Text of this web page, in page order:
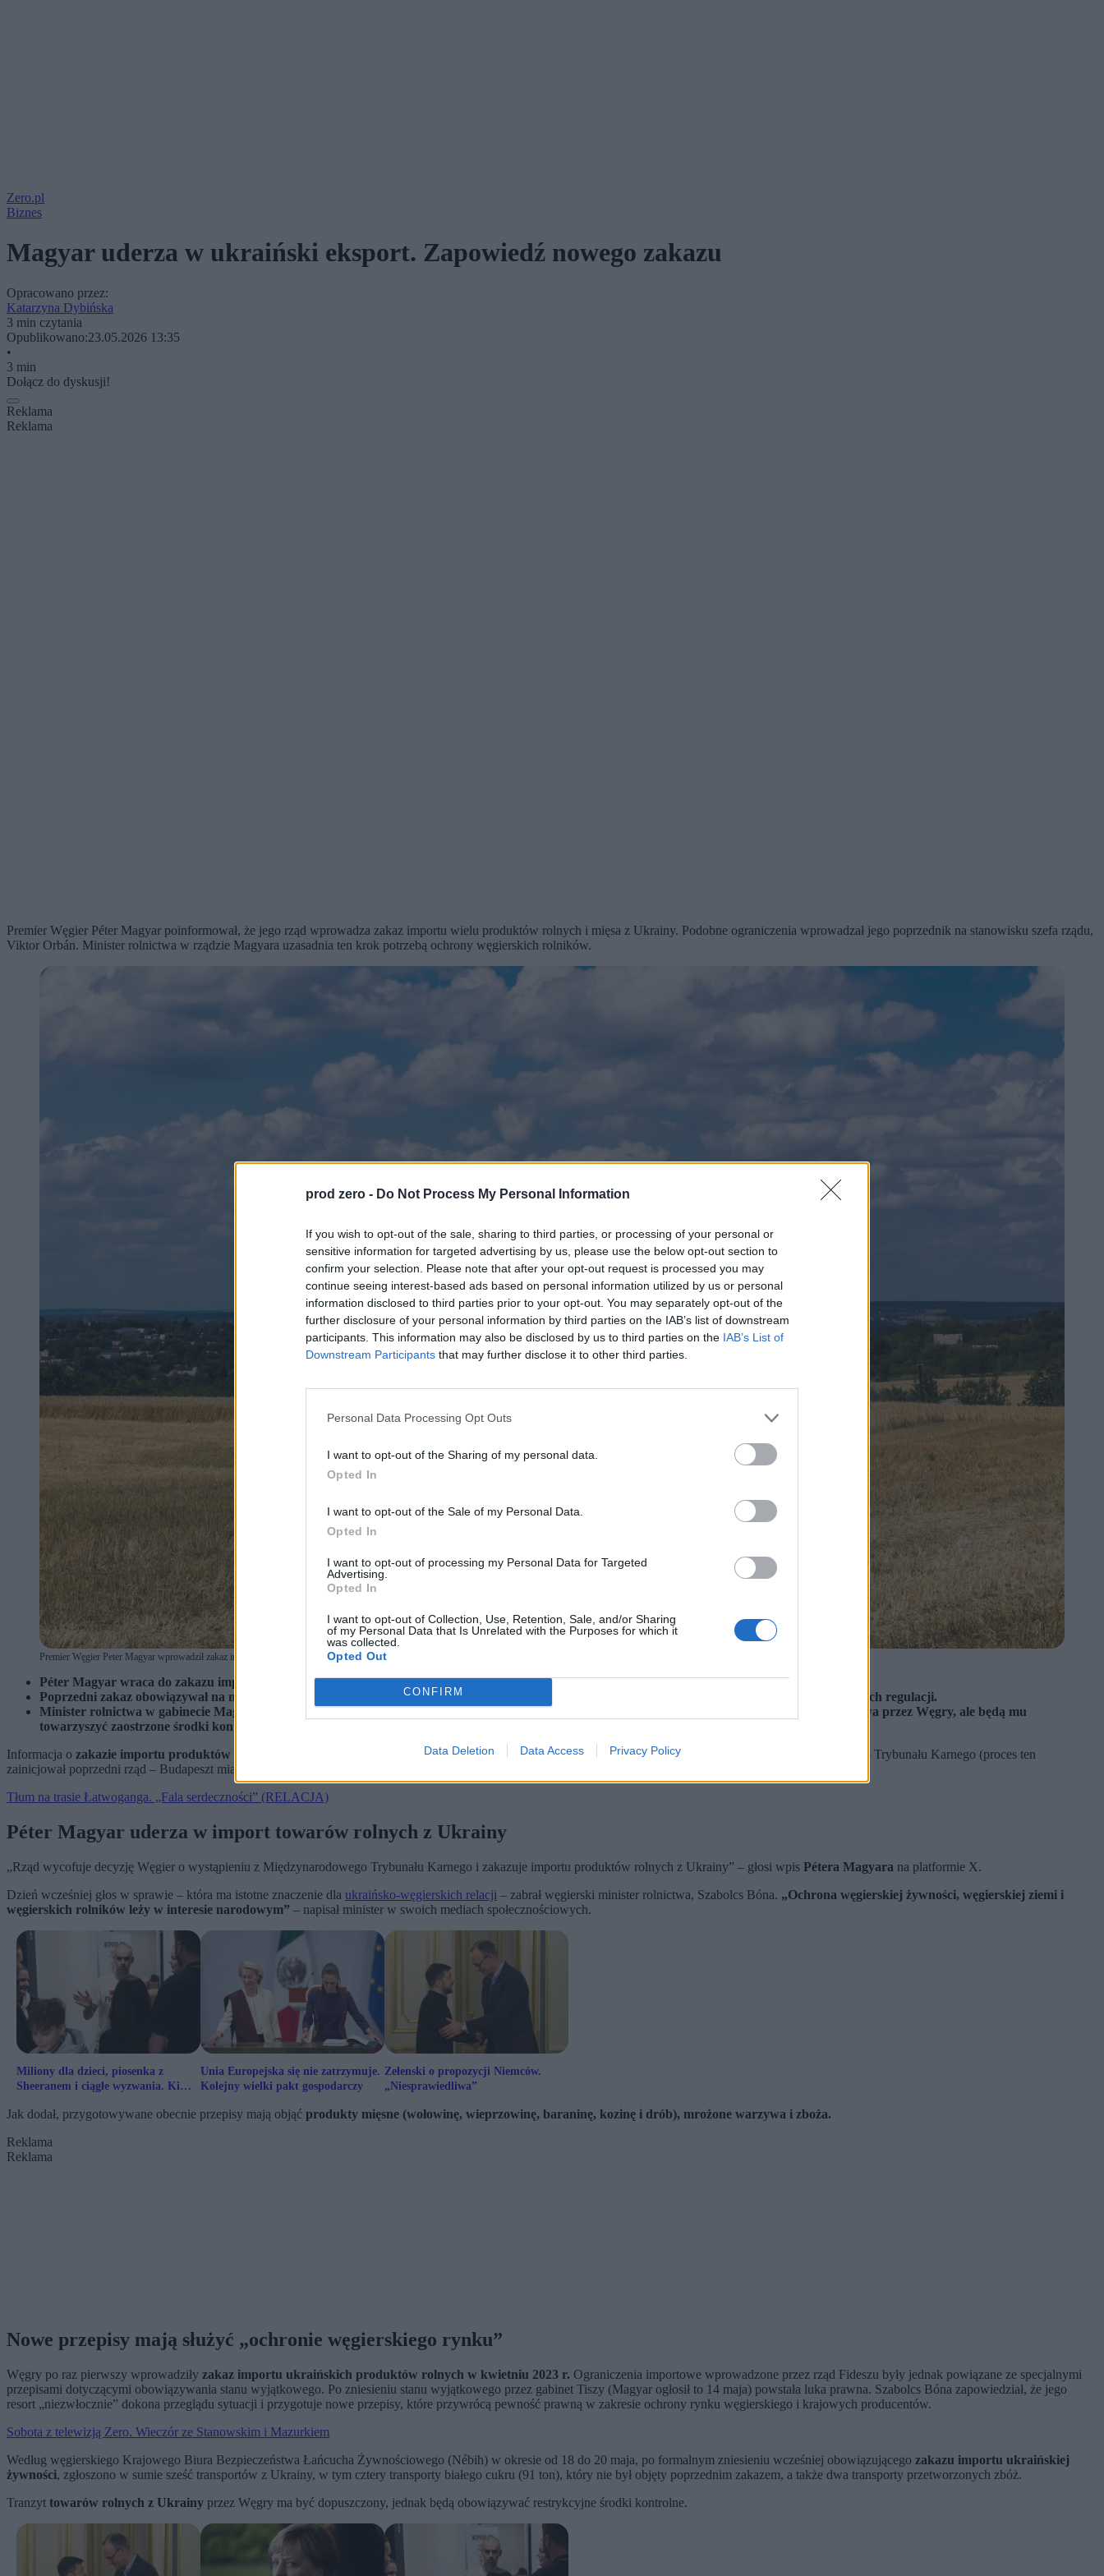
prod zero - Do Not Process My Personal Information
If you wish to opt-out of the sale, sharing to third parties, or processing of your personal or
sensitive information for targeted advertising by us, please use the below opt-out section to
confirm your selection. Please note that after your opt-out request is processed you may
continue seeing interest-based ads based on personal information utilized by us or personal
information disclosed to third parties prior to your opt-out. You may separately opt-out of the
further disclosure of your personal information by third parties on the IAB’s list of downstream
participants. This information may also be disclosed by us to third parties on the IAB’s List of
Downstream Participants that may further disclose it to other third parties.
Personal Data Processing Opt Outs
I want to opt-out of the Sharing of my personal data.
Opted In
I want to opt-out of the Sale of my Personal Data.
Opted In
I want to opt-out of processing my Personal Data for Targeted
Advertising.
Opted In
I want to opt-out of Collection, Use, Retention, Sale, and/or Sharing
of my Personal Data that Is Unrelated with the Purposes for which it
was collected.
Opted Out
CONFIRM
Data Deletion Data Access Privacy Policy
Zero.pl
Biznes
Magyar uderza w ukraiński eksport. Zapowiedź nowego zakazu
Opracowano przez:
Katarzyna Dybińska
3 min czytania
Opublikowano:23.05.2026 13:35
•
3 min
Dołącz do dyskusji!
Reklama
Reklama
Premier Węgier Péter Magyar poinformował, że jego rząd wprowadza zakaz importu wielu produktów rolnych i mięsa z Ukrainy. Podobne ograniczenia wprowadzał jego poprzednik na stanowisku szefa rządu,
Viktor Orbán. Minister rolnictwa w rządzie Magyara uzasadnia ten krok potrzebą ochrony węgierskich rolników.
Premier Węgier Peter Magyar wprowadził zakaz importu sporej części produktów rolnych z Ukrainy (fot. Shutterstock / Shutterstock)
Péter Magyar wraca do zakazu importu dużej części produktów rolnych z Ukrainy. To kontynuacja linii jego poprzednika, Viktora Orbána.
Poprzedni zakaz obowiązywał na mocy przepisów o stanie wyjątkowym na Węgrzech. Rząd Magyara zniósł je, ale zapowiedział przygotowanie nowych regulacji.
Minister rolnictwa w gabinecie Magyara wskazał, że chodzi o ochronę węgierskiej żywności i rolników. Dopuszczony ma być tranzyt towarów z Kijowa przez Węgry, ale będą mu
towarzyszyć zaostrzone środki kontroli.
Informacja o zakazie importu produktów rolnych z Ukrainy
została podana wraz z informacją o wycofaniu się z planów wystąpienia Węgier z Międzynarodowego Trybunału Karnego (proces ten
zainicjował poprzedni rząd – Budapeszt miał pozostać stroną MTK do czerwca br.).
Tłum na trasie Łatwoganga. „Fala serdeczności” (RELACJA)
Péter Magyar uderza w import towarów rolnych z Ukrainy
„Rząd wycofuje decyzję Węgier o wystąpieniu z Międzynarodowego Trybunału Karnego i zakazuje importu produktów rolnych z Ukrainy” – głosi wpis Pétera Magyara na platformie X.
Dzień wcześniej głos w sprawie – która ma istotne znaczenie dla ukraińsko-węgierskich relacji – zabrał węgierski minister rolnictwa, Szabolcs Bóna. „Ochrona węgierskiej żywności, węgierskiej ziemi i
węgierskich rolników leży w interesie narodowym” – napisał minister w swoich mediach społecznościowych.
Miliony dla dzieci, piosenka z
Sheeranem i ciągłe wyzwania. Kim
Unia Europejska się nie zatrzymuje.
Kolejny wielki pakt gospodarczy
Zełenski o propozycji Niemców.
„Niesprawiedliwa”
Jak dodał, przygotowywane obecnie przepisy mają objąć produkty mięsne (wołowinę, wieprzowinę, baraninę, kozinę i drób), mrożone warzywa i zboża.
Reklama
Reklama
Nowe przepisy mają służyć „ochronie węgierskiego rynku”
Węgry po raz pierwszy wprowadziły zakaz importu ukraińskich produktów rolnych w kwietniu 2023 r. Ograniczenia importowe wprowadzone przez rząd Fideszu były jednak powiązane ze specjalnymi
przepisami dotyczącymi obowiązywania stanu wyjątkowego. Po zniesieniu stanu wyjątkowego przez gabinet Tiszy (Magyar ogłosił to 14 maja) powstała luka prawna. Szabolcs Bóna zapowiedział, że jego
resort „niezwłocznie” dokona przeglądu sytuacji i przygotuje nowe przepisy, które przywrócą pewność prawną w zakresie ochrony rynku węgierskiego i krajowych producentów.
Sobota z telewizją Zero. Wieczór ze Stanowskim i Mazurkiem
Według węgierskiego Krajowego Biura Bezpieczeństwa Łańcucha Żywnościowego (Nébih) w okresie od 18 do 20 maja, po formalnym zniesieniu wcześniej obowiązującego zakazu importu ukraińskiej
żywności, zgłoszono w sumie sześć transportów z Ukrainy, w tym cztery transporty białego cukru (91 ton), który nie był objęty poprzednim zakazem, a także dwa transporty przetworzonych zbóż.
Tranzyt towarów rolnych z Ukrainy przez Węgry ma być dopuszczony, jednak będą obowiązywać restrykcyjne środki kontrolne.